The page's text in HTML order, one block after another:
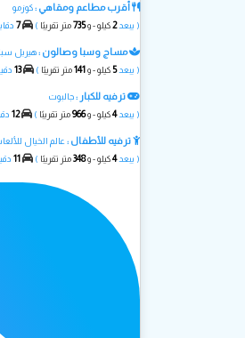
أقرب مطاعم ومقاهي :كوزمو
( يبعد2كيلو - و735متر تقريبًا )
7
مساج وسبا وصالون :هيربل
( يبعد5 كيلو - و141متر تقريبًا )
13
ترفيه للكبار :جالبوت
( يبعد4كيلو - و966متر تقريبًا )
12
ترفيه للأطفال : عالم الخيال
( يبعد4كيلو - و348متر تقريبًا )
11